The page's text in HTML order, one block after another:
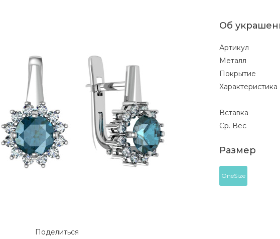
Поделиться
Об
Артикул
Металл
Покрытие
Характеристика
Вставка
Ср. Вес
Размер
OneSize